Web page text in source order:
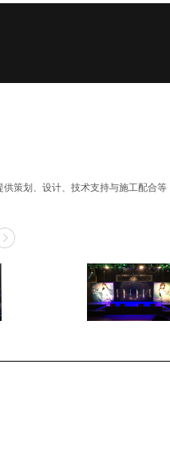
策划、设计、技术支持与施工配合等